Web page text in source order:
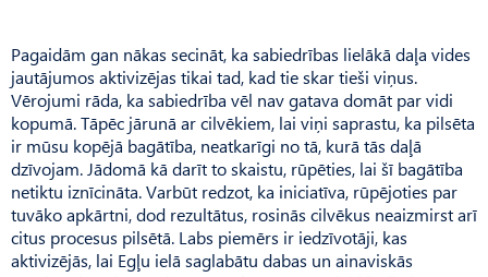
Pagaidām gan nākas secināt, ka sabiedrības lielākā daļa vides
jautājumos aktivizējas tikai tad, kad tie skar tieši viņus.
Vērojumi rāda, ka sabiedrība vēl nav gatava domāt par vidi
kopumā. Tāpēc jārunā ar cilvēkiem, lai viņi saprastu, ka pilsēta
ir mūsu kopējā bagātība, neatkarīgi no tā, kurā tās daļā
dzīvojam. Jādomā kā darīt to skaistu, rūpēties, lai šī bagātība
netiktu iznīcināta. Varbūt redzot, ka iniciatīva, rūpējoties par
tuvāko apkārtni, dod rezultātus, rosinās cilvēkus neaizmirst arī
citus procesus pilsētā. Labs piemērs ir iedzīvotāji, kas
aktivizējās, lai Egļu ielā saglabātu dabas un ainaviskās